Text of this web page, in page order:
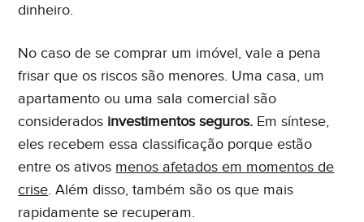
dinheiro.
No caso de se comprar um imóvel, vale a pena
frisar que os riscos são menores. Uma casa, um
apartamento ou uma sala comercial são
considerados investimentos seguros. Em síntese,
eles recebem essa classificação porque estão
entre os ativos menos afetados em momentos de
crise. Além disso, também são os que mais
rapidamente se recuperam.